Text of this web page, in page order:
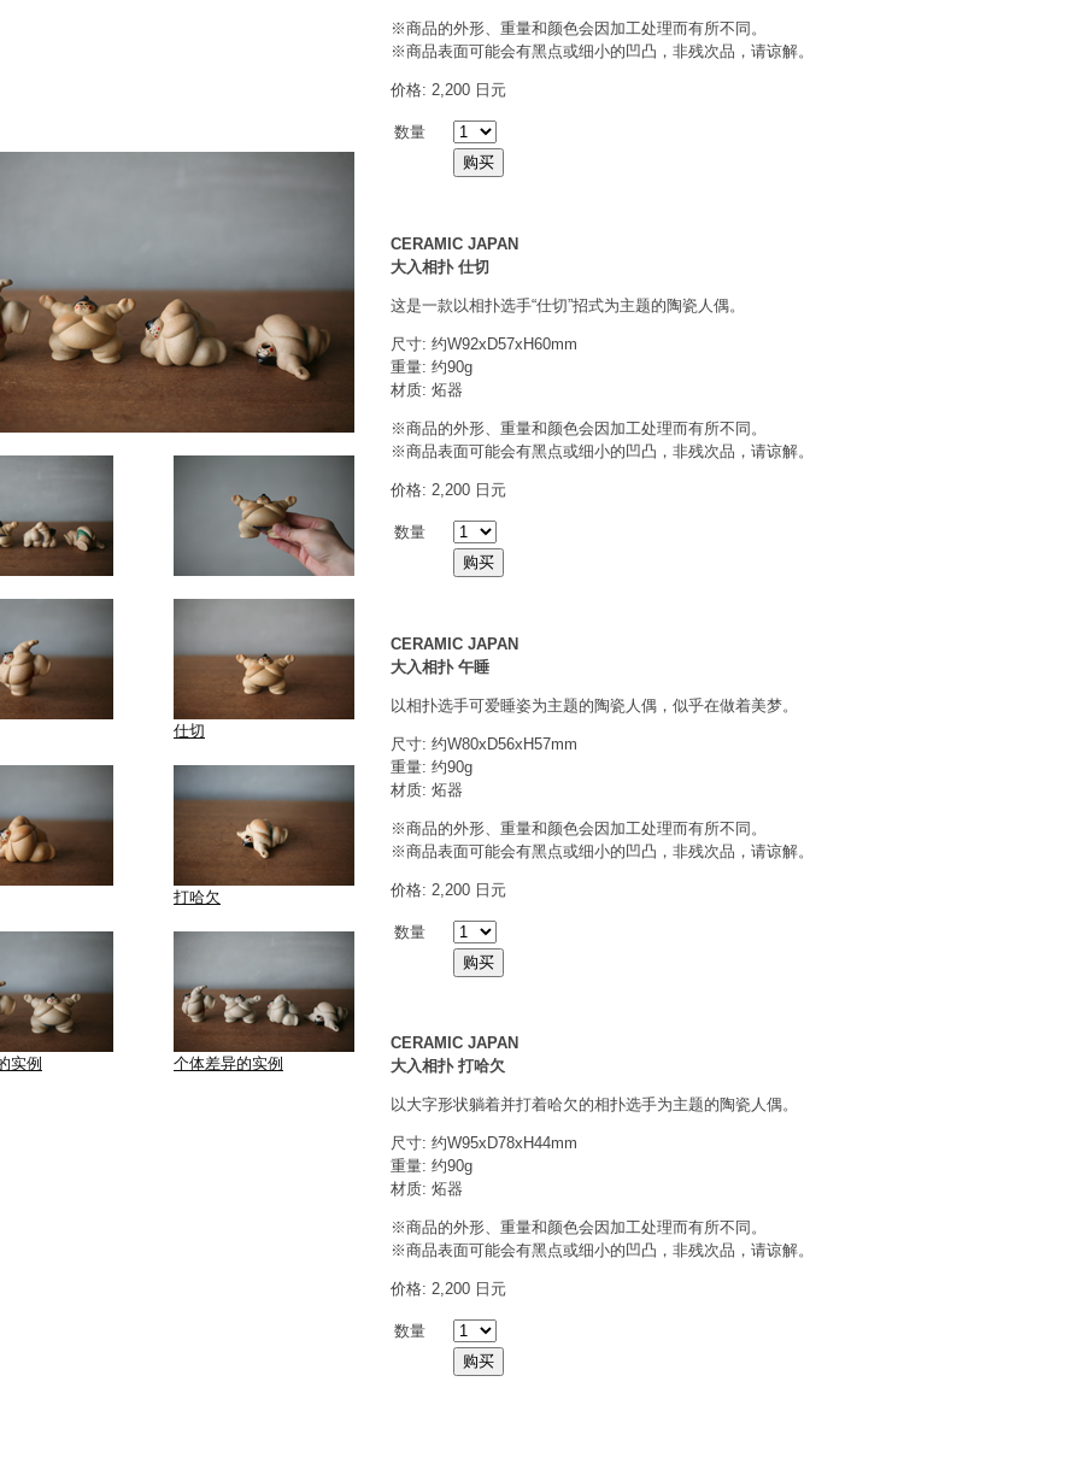
仕切
打哈欠
实例 个体差异的实例
※商品的外形、重量和颜色会因加工处理而有所不同。
※商品表面可能会有黑点或细小的凹凸，非残次品，请谅解。
价格: 2,200 日元
数量
CERAMIC JAPAN
大入相扑 仕切
这是一款以相扑选手“仕切”招式为主题的陶瓷人偶。
尺寸: 约W92xD57xH60mm
重量: 约90g
材质: 炻器
※商品的外形、重量和颜色会因加工处理而有所不同。
※商品表面可能会有黑点或细小的凹凸，非残次品，请谅解。
价格: 2,200 日元
数量
CERAMIC JAPAN
大入相扑 午睡
以相扑选手可爱睡姿为主题的陶瓷人偶，似乎在做着美梦。
尺寸: 约W80xD56xH57mm
重量: 约90g
材质: 炻器
※商品的外形、重量和颜色会因加工处理而有所不同。
※商品表面可能会有黑点或细小的凹凸，非残次品，请谅解。
价格: 2,200 日元
数量
CERAMIC JAPAN
大入相扑 打哈欠
以大字形状躺着并打着哈欠的相扑选手为主题的陶瓷人偶。
尺寸: 约W95xD78xH44mm
重量: 约90g
材质: 炻器
※商品的外形、重量和颜色会因加工处理而有所不同。
※商品表面可能会有黑点或细小的凹凸，非残次品，请谅解。
价格: 2,200 日元
数量